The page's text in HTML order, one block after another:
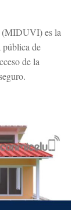
(MIDUVI) es la
pública de
de la